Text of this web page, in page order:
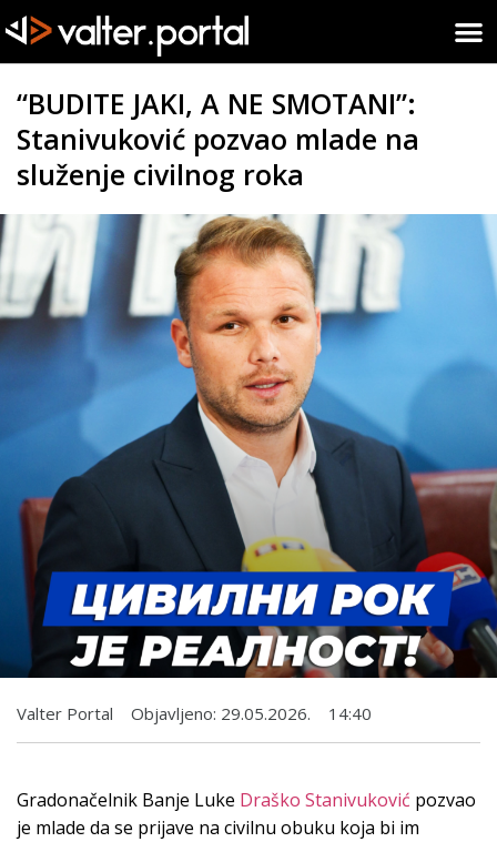
“BUDITE JAKI, A NE SMOTANI”:
Stanivuković pozvao mlade na
služenje civilnog roka
Valter Portal Objavljeno: 29.05.2026. 14:40
Gradonačelnik Banje Luke Draško Stanivuković pozvao
je mlade da se prijave na civilnu obuku koja bi im